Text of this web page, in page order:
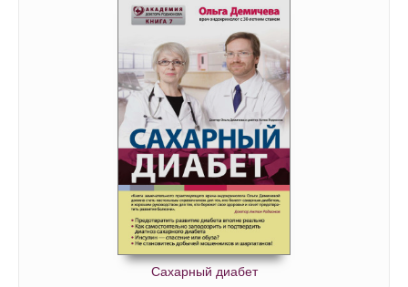
Сахарный диабет